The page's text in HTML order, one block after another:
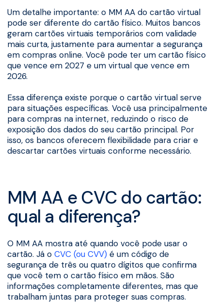
Um detalhe importante: o MM AA do cartão virtual
pode ser diferente do cartão físico. Muitos bancos
geram cartões virtuais temporários com validade
mais curta, justamente para aumentar a segurança
em compras online. Você pode ter um cartão físico
que vence em 2027 e um virtual que vence em
2026.
Essa diferença existe porque o cartão virtual serve
para situações específicas. Você usa principalmente
para compras na internet, reduzindo o risco de
exposição dos dados do seu cartão principal. Por
isso, os bancos oferecem flexibilidade para criar e
descartar cartões virtuais conforme necessário.
MM AA e CVC do cartão:
qual a diferença?
O MM AA mostra até quando você pode usar o
cartão. Já o CVC (ou CVV) é um código de
segurança de três ou quatro dígitos que confirma
que você tem o cartão físico em mãos. São
informações completamente diferentes, mas que
trabalham juntas para proteger suas compras.